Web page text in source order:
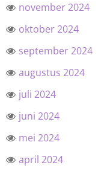
november 2024
oktober 2024
september 2024
augustus 2024
juli 2024
juni 2024
mei 2024
april 2024